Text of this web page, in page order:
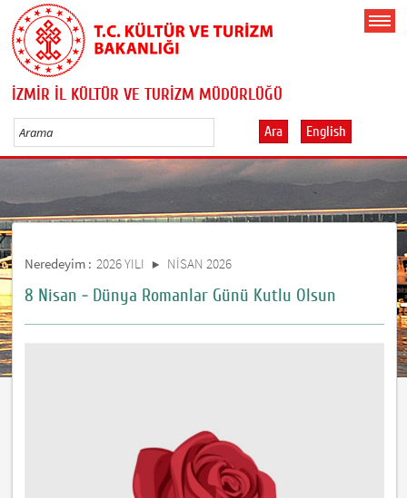
İZMİR İL KÜLTÜR VE TURİZM MÜDÜRLÜĞÜ
Ara English
Neredeyim : 2026 YILI NİSAN 2026
8 Nisan - Dünya Romanlar Günü Kutlu Olsun